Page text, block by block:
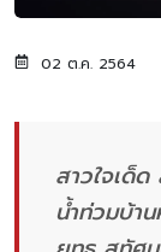
02 ต.ค. 2564
สาวใจเด็
น้ำท่วมบ้า